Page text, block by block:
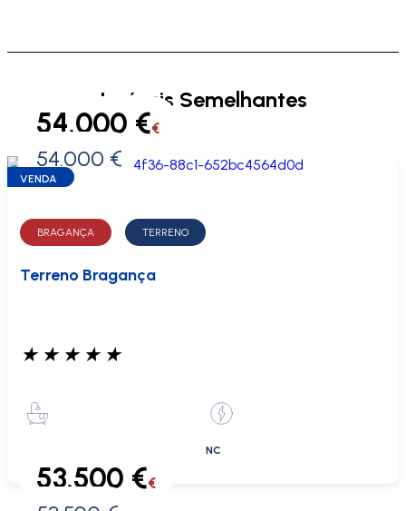
Imóveis Semelhantes
0 €
54.000 €€
54.000 €
VENDA
BRAGANÇA TERRENO
Terreno Bragança
★ ★ ★ ★ ★
NC
53.500 €€